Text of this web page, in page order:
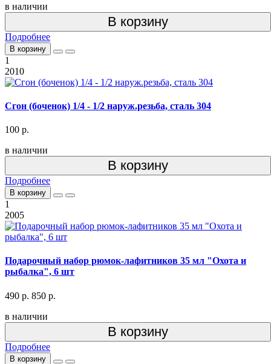
в наличии
В корзину
Подробнее
В корзину
1
2010
Сгон (боченок) 1/4 - 1/2 наруж.резьба, сталь 304
100 р.
в наличии
В корзину
Подробнее
В корзину
1
2005
Подарочный набор рюмок-лафитников 35 мл "Охота и
рыбалка", 6 шт
490 р. 850 р.
в наличии
В корзину
Подробнее
В корзину